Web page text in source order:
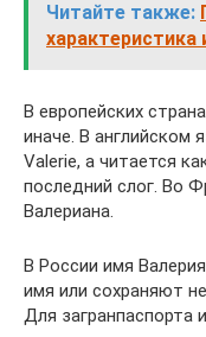
Читайте также:
характеристика
В европейских
иначе. В английском
Valerie, а читается
последний слог. Во
Валериана.
В России имя
имя или сохраняют
Для загранпаспорта